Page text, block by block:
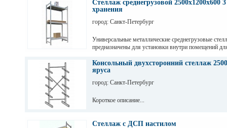
Стеллаж среднегрузовой 2500х1200х600
хранения
город: Санкт-Петербург
Универсальные металлические среднегрузовые
предназначены для установки внутри помещений
промышленных предприятиях.
Консольный двухсторонний стеллаж
яруса
город: Санкт-Петербург
Короткое описание...
Стеллаж с ДСП настилом